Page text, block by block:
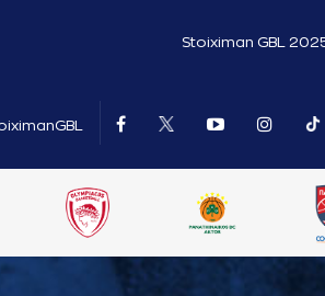
Stoiximan GBL